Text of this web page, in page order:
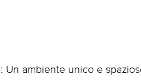
Un ambiente unico e